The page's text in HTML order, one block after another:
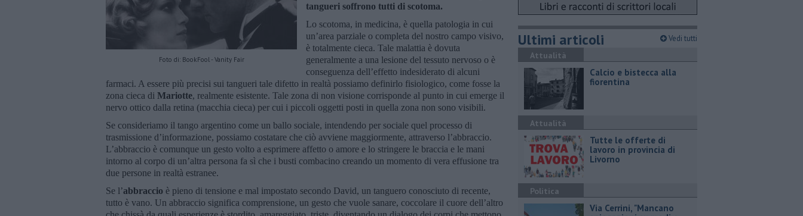
Foto di: BookFool - Vanity Fair
tangueri soffrono tutti di scotoma.
Lo scotoma, in medicina, è quella patologia in cui
un’area parziale o completa del nostro campo visivo,
è totalmente cieca. Tale malattia è dovuta
generalmente a una lesione del tessuto nervoso o è
conseguenza dell’effetto indesiderato di alcuni
farmaci. A essere più precisi sui tangueri tale difetto in realtà possiamo definirlo fisiologico, come fosse la
zona cieca di Mariotte, realmente esistente. Tale zona di non visione corrisponde al punto in cui emerge il
nervo ottico dalla retina (macchia cieca) per cui i piccoli oggetti posti in quella zona non sono visibili.
Se consideriamo il tango argentino come un ballo sociale, intendendo per sociale quel processo di
trasmissione d’informazione, possiamo costatare che ciò avviene maggiormente, attraverso l’abbraccio.
L’abbraccio è comunque un gesto volto a esprimere affetto o amore e lo stringere le braccia e le mani
intorno al corpo di un’altra persona fa sì che i busti combacino creando un momento di vera effusione tra
due persone in realtà estranee.
Se l’abbraccio è pieno di tensione e mal impostato secondo David, un tanguero conosciuto di recente,
tutto è vano. Un abbraccio significa comprensione, un gesto che vuole sanare, coccolare il cuore dell’altro
Ultimi articoli Vedi tutti
Attualità
Calcio e bistecca alla
fiorentina
Attualità
​Tutte le offerte di
lavoro in provincia di
Livorno
Politica
Via Cerrini, "Mancano